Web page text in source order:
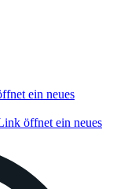
ein neues
öffnet ein neues